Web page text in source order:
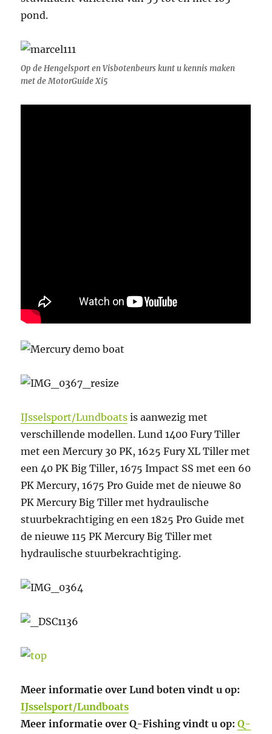
pond.
Op de Hengelsport en Visbotenbeurs kunt u kennis maken
met de MotorGuide Xi5
IJsselsport/Lundboats is aanwezig met
verschillende modellen. Lund 1400 Fury Tiller
met een Mercury 30 PK, 1625 Fury XL Tiller met
een 40 PK Big Tiller, 1675 Impact SS met een 60
PK Mercury, 1675 Pro Guide met de nieuwe 80
PK Mercury Big Tiller met hydraulische
stuurbekrachtiging en een 1825 Pro Guide met
de nieuwe 115 PK Mercury Big Tiller met
hydraulische stuurbekrachtiging.
Meer informatie over Lund boten vindt u op:
IJsselsport/Lundboats
Meer informatie over Q-Fishing vindt u op:Q-